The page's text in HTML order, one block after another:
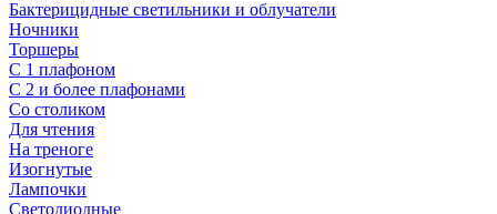
Бактерицидные светильники и облучатели
Ночники
Торшеры
С 1 плафоном
С 2 и более плафонами
Со столиком
Для чтения
На треноге
Изогнутые
Лампочки
Светодиодные